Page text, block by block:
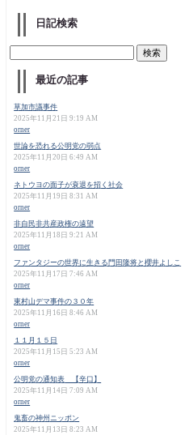
日記検索
最近の記事
草加市議事件
2025年11月21日 9:19 AM
orner
世論を恐れる公明党の弱点
2025年11月20日 6:49 AM
orner
ネトウヨの面子が衰退を招く社会
2025年11月19日 8:31 AM
orner
非自民非共産政権の遠望
2025年11月18日 9:21 AM
orner
ファンタジーの世界に生きる門田隆将と櫻井よしこ
2025年11月17日 7:46 AM
orner
東村山デマ事件の３０年
2025年11月16日 8:46 AM
orner
１１月１５日
2025年11月15日 5:23 AM
orner
公明党の通知表 【辛口】
2025年11月14日 7:09 AM
orner
鬼畜の神州ニッポン
2025年11月13日 8:23 AM